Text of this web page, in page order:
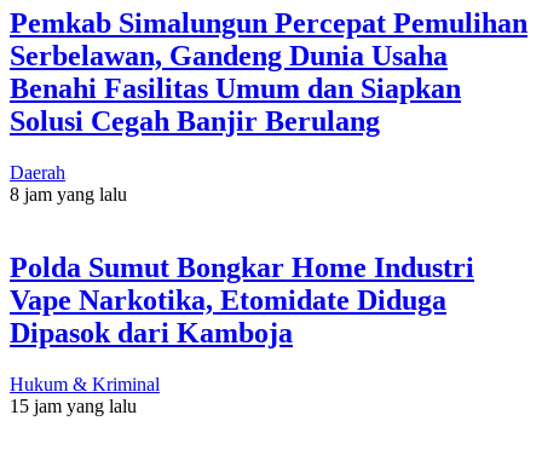
Pemkab Simalungun Percepat Pemulihan
Serbelawan, Gandeng Dunia Usaha
Benahi Fasilitas Umum dan Siapkan
Solusi Cegah Banjir Berulang
Daerah
8 jam yang lalu
Polda Sumut Bongkar Home Industri
Vape Narkotika, Etomidate Diduga
Dipasok dari Kamboja
Hukum & Kriminal
15 jam yang lalu